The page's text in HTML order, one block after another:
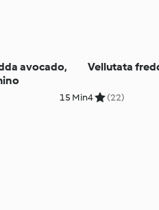
avocado,
15 Min
Vellutata
4 (22)